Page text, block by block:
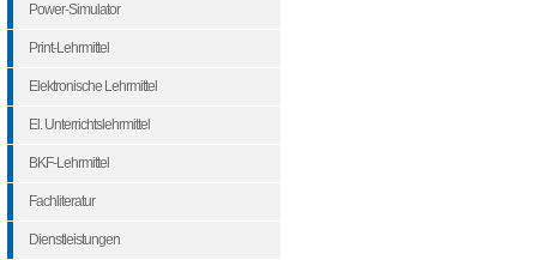
Power-Simulator
Print-Lehrmittel
Elektronische Lehrmittel
El. Unterrichtslehrmittel
BKF-Lehrmittel
Fachliteratur
Dienstleistungen